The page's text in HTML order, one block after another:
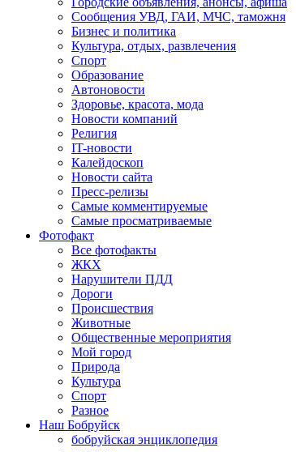
Сообщения УВД, ГАИ, МЧС, таможня
Бизнес и политика
Культура, отдых, развлечения
Спорт
Образование
Автоновости
Здоровье, красота, мода
Новости компаний
Религия
IT-новости
Калейдоскоп
Новости сайта
Пресс-релизы
Самые комментируемые
Самые просматриваемые
Фотофакт
Все фотофакты
ЖКХ
Нарушители ПДД
Дороги
Происшествия
Животные
Общественные мероприятия
Мой город
Природа
Культура
Спорт
Разное
Наш Бобруйск
бобруйская энциклопедия